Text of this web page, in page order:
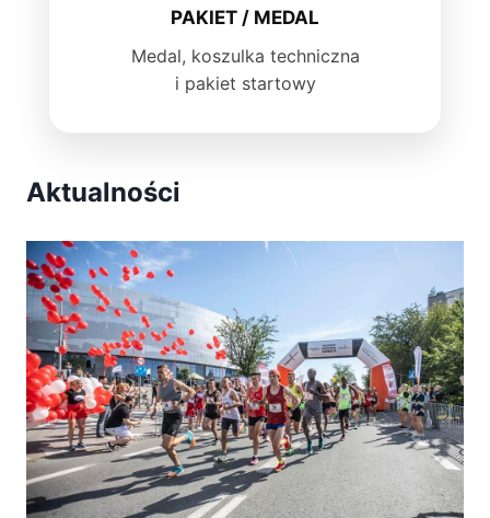
PAKIET / MEDAL
Medal, koszulka techniczna
i pakiet startowy
Aktualności